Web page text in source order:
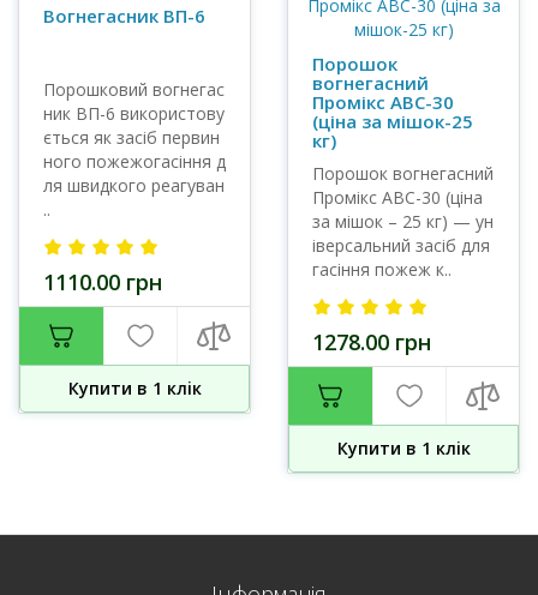
Вогнегасник ВП-6
Порошковий вогнегас
ник ВП-6 використову
ється як засіб первин
ного пожежогасіння д
ля швидкого реагуван
..
1110.00 грн
Купити в 1 клiк
Порошок
вогнегасний
Промікс АВС-30
(ціна за мішок-25
кг)
Порошок вогнегасний
Промікс АВС-30 (ціна
за мішок – 25 кг) — ун
іверсальний засіб для
гасіння пожеж к..
1278.00 грн
Купити в 1 клiк